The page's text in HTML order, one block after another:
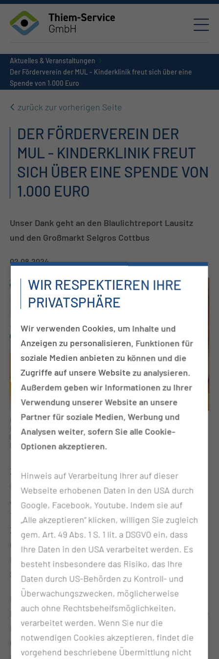
Aktuelles & Veranstaltungen
Der Förderverein der MUL - Kinderklinik freut sich über eine
Spende von 1.000 Euro
zurück zur vorherigen Seite
DER FÖRDERVEREIN DER
MUL - KINDERKLINIK FREUT
SICH ÜBER EINE SPENDE VON
1.000 EURO
Unser Dank geht an den Blaulichtreport Lausitz
und den Großmarkt Selgros Cottbus
02.08.2024
Foto: v.l.n.r.: Stefan Jacobi + Petra Hohmann (Selgros), Dr. Dagmar
Möbius (Förderverein), Christoph Lohse + Martin Borscht
(Blaulichtreport Lausitz), Anne Riedel (Physiotherapie), Dr.
Elisabeth Holfeld (Förderverein)
Zum wiederholten Male konnte sich der
Förderverein der Klinik für Kinder- und
Jugendmedizin Cottbus e.V. über eine Spende von
1.000 Euro vom Blaulichtreport Lausitz, in
Zusammenarbeit mit dem Großmarkt Selgros
Cottbus, freuen. Das Geld wurde im Rahmen eines
Events der Blaulicht Meile auf dem Gelände von
Selgros im März gesammelt.
Durch die Veranstaltung sind an diesem Tag 2.000
Euro an Spendengeldern zusammengekommen. Die
Hälfte davon kommt dem Ronald-McDonald-Haus in
Cottbus, direkt neben der Medizinischen
WIR RESPEKTIEREN IHRE
PRIVATSPHÄRE
Wir verwenden Cookies, um Inhalte und
Anzeigen zu personalisieren, Funktionen für
soziale Medien anbieten zu können und die
Zugriffe auf unsere Website zu analysieren.
Außerdem geben wir Informationen zu Ihrer
Verwendung unserer Website an unsere
Partner für soziale Medien, Werbung und
Analysen weiter, sofern Sie alle Cookie-
Optionen akzeptieren.
Hinweis auf Verarbeitung Ihrer auf dieser
Webseite erhobenen Daten in den USA durch
Google, Facebook, Youtube. Indem sie auf
„Alle akzeptieren“ klicken, willigen Sie zugleich
gem. Art. 49 Abs. 1 S. 1 lit. a DSGVO ein, dass
Ihre Daten in den USA verarbeitet werden. Es
besteht insbesondere das Risiko, das Ihre
Daten durch US-Behörden zu Kontroll- und
Überwachungszwecken, möglicherweise
auch ohne Rechtsbehelfsmöglichkeiten,
verarbeitet werden. Wenn Sie nur die
notwendigen Cookies akzeptieren, findet die
vorgehend beschriebene Übermittlung nicht